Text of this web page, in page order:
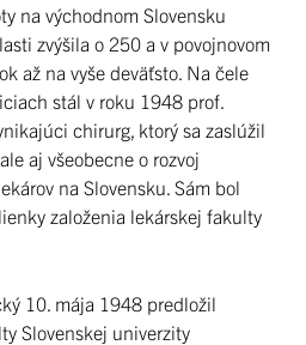
na východnom Slovensku
zvýšila o 250 a v povojnovom
až na vyše deväťsto. Na čele
stál v roku 1948 prof.
chirurg, ktorý sa zaslúžil
aj všeobecne o rozvoj
na Slovensku. Sám bol
založenia lekárskej fakulty
10. mája 1948 predložil
Slovenskej univerzity